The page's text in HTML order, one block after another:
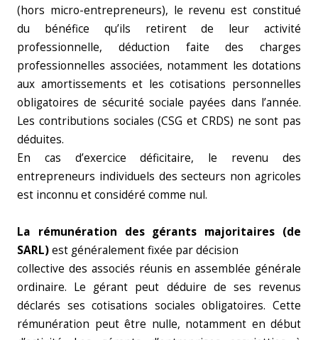
(hors micro-entrepreneurs), le revenu est constitué
du bénéfice qu’ils retirent de leur activité
professionnelle, déduction faite des charges
professionnelles associées, notamment les dotations
aux amortissements et les cotisations personnelles
obligatoires de sécurité sociale payées dans l’année.
Les contributions sociales (CSG et CRDS) ne sont pas
déduites.
En cas d’exercice déficitaire, le revenu des
entrepreneurs individuels des secteurs non agricoles
est inconnu et considéré comme nul.
La rémunération des gérants majoritaires (de
SARL)est généralement fixée par décision
collective des associés réunis en assemblée générale
ordinaire. Le gérant peut déduire de ses revenus
déclarés ses cotisations sociales obligatoires. Cette
rémunération peut être nulle, notamment en début